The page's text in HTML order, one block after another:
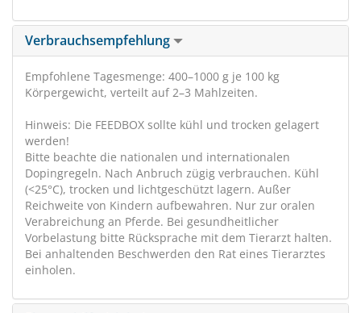
Verbrauchsempfehlung
Empfohlene Tagesmenge: 400–1000 g je 100 kg
Körpergewicht, verteilt auf 2–3 Mahlzeiten.
Hinweis: Die FEEDBOX sollte kühl und trocken gelagert
werden!
Bitte beachte die nationalen und internationalen
Dopingregeln. Nach Anbruch zügig verbrauchen. Kühl
(<25°C), trocken und lichtgeschützt lagern. Außer
Reichweite von Kindern aufbewahren. Nur zur oralen
Verabreichung an Pferde. Bei gesundheitlicher
Vorbelastung bitte Rücksprache mit dem Tierarzt halten.
Bei anhaltenden Beschwerden den Rat eines Tierarztes
einholen.